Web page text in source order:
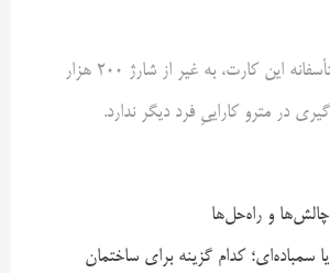
رهبر در ادامه گفت: متأسفانه این کارت، به غیر از شارژ ۲۰۰ هزار
در مترو کاراییِ فرد دیگر ندارد.
و راه‌حل‌ها
یا سمباده‌ای؛ کدام گزینه برای ساختمان